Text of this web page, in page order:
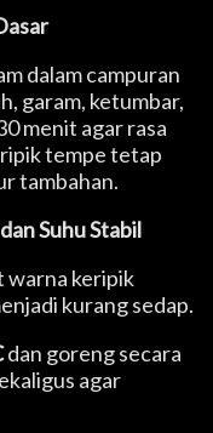
dalam campuran
garam, ketumbar,
menit agar rasa
tempe tetap
tambahan.
Suhu Stabil
warna keripik
kurang sedap.
dan goreng secara
agar